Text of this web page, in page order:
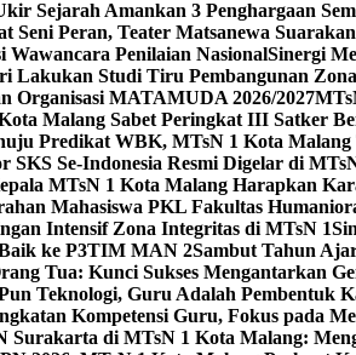
Sejarah Amankan 3 Penghargaan
Seni Peran, Teater Matsanewa
Penilaian NasionalSinergi
Lakukan Studi Tiru Pembangunan
Organisasi MATAMUDA 2026/2027
Malang Sabet Peringkat III Satker
Predikat WBK, MTsN 1 Kota Malang
Se-Indonesia Resmi Digelar di
MTsN 1 Kota Malang Harapkan
Mahasiswa PKL Fakultas
Intensif Zona Integritas di MTsN 1
ke P3TIM MAN 2Sambut Tahun
Tua: Kunci Sukses Mengantarkan
Teknologi, Guru Adalah Pembentuk
Kompetensi Guru, Fokus pada
Surakarta di MTsN 1 Kota Malang: